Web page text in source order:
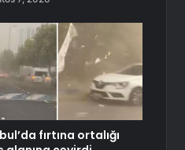
fırtına ortalığı